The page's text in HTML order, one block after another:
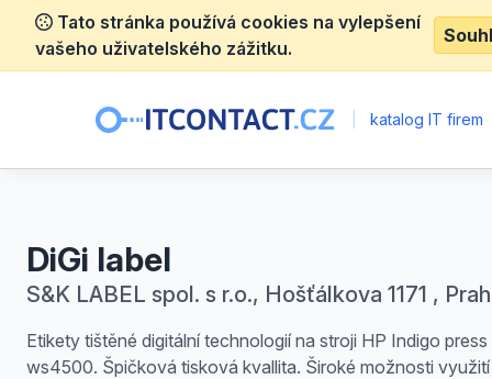
Tato stránka používá cookies na vylepšení
vašeho uživatelského zážitku.
katalog IT firem
DiGi label
S&K LABEL spol. s r.o., Hošťálkova 1171 ,
Etikety tištěné digitální technologií na stroji HP Indigo press
ws4500. Špičková tisková kvallita. Široké možnosti